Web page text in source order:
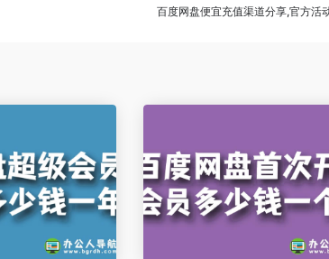
百度网盘便宜充值渠道分享,官方活